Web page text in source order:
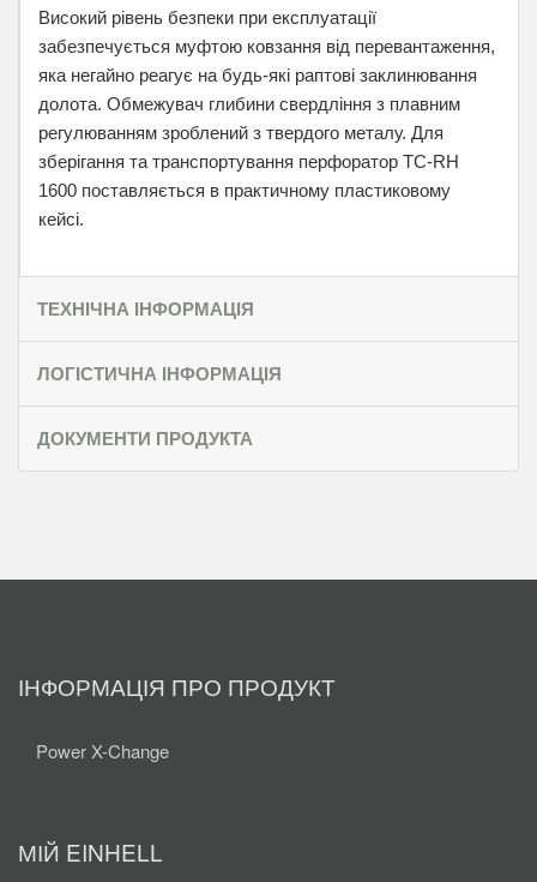
Високий рівень безпеки при експлуатації
забезпечується муфтою ковзання від перевантаження,
яка негайно реагує на будь-які раптові заклинювання
долота. Обмежувач глибини свердління з плавним
регулюванням зроблений з твердого металу. Для
зберігання та транспортування перфоратор TC-RH
1600 поставляється в практичному пластиковому
кейсі.
ТЕХНІЧНА ІНФОРМАЦІЯ
ЛОГІСТИЧНА ІНФОРМАЦІЯ
ДОКУМЕНТИ ПРОДУКТА
ІНФОРМАЦІЯ ПРО ПРОДУКТ
Power X-Change
МІЙ EINHELL